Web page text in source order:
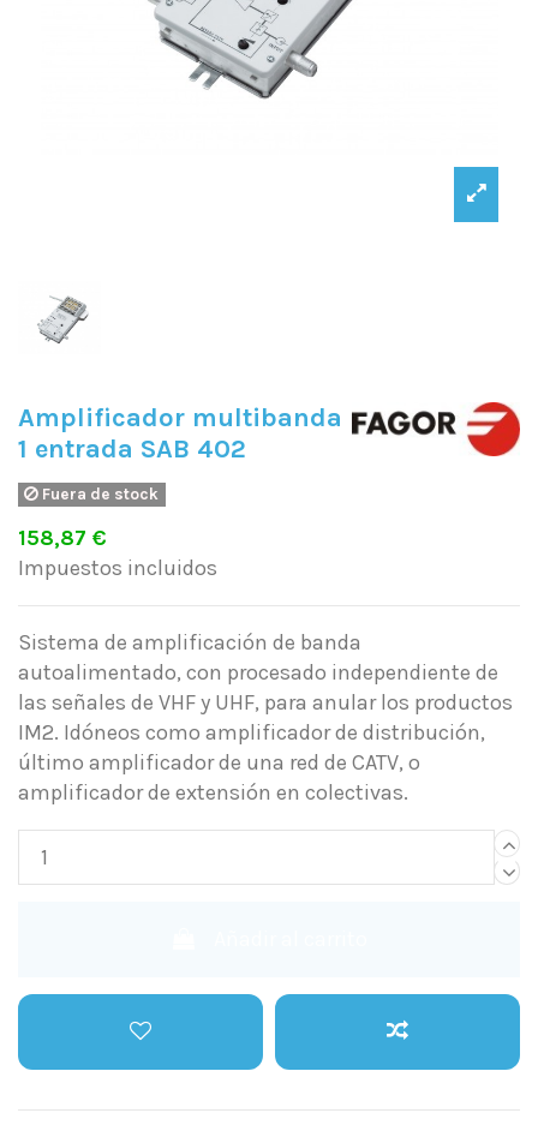
Amplificador multibanda
1 entrada SAB 402
Fuera de stock
158,87 €
Impuestos incluidos
Sistema de amplificación de banda
autoalimentado, con procesado independiente de
las señales de VHF y UHF, para anular los productos
IM2. Idóneos como amplificador de distribución,
último amplificador de una red de CATV, o
amplificador de extensión en colectivas.